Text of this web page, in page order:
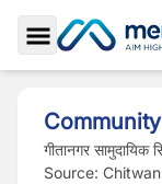
Toggle Sidebar
गीतानगर सामुदायिक
Source: